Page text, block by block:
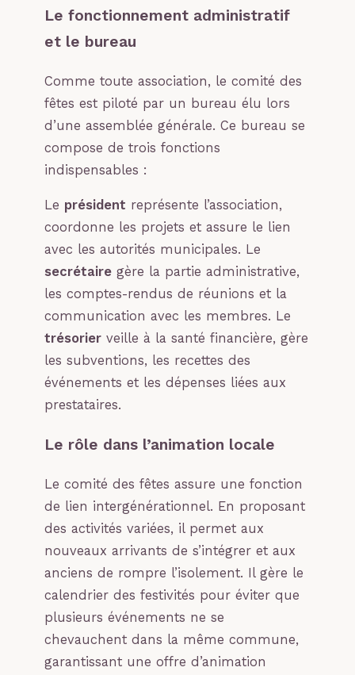
Le fonctionnement administratif
et le bureau
Comme toute association, le comité des
fêtes est piloté par un bureau élu lors
d’une assemblée générale. Ce bureau se
compose de trois fonctions
indispensables :
Le président représente l’association,
coordonne les projets et assure le lien
avec les autorités municipales. Le
secrétaire gère la partie administrative,
les comptes-rendus de réunions et la
communication avec les membres. Le
trésorier veille à la santé financière, gère
les subventions, les recettes des
événements et les dépenses liées aux
prestataires.
Le rôle dans l’animation locale
Le comité des fêtes assure une fonction
de lien intergénérationnel. En proposant
des activités variées, il permet aux
nouveaux arrivants de s’intégrer et aux
anciens de rompre l’isolement. Il gère le
calendrier des festivités pour éviter que
plusieurs événements ne se
chevauchent dans la même commune,
garantissant une offre d’animation